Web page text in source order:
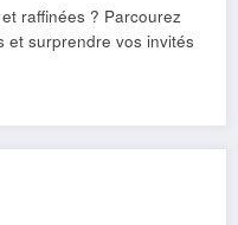
raffinées ? Parcourez
et surprendre vos invités